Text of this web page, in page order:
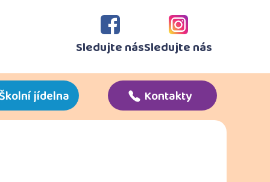
Sledujte násSledujte nás
Školní jídelna Kontakty